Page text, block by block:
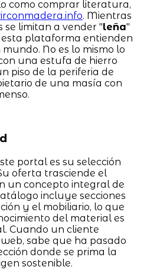
como comprar literatura,
. Mientras
se limitan a vender "leña"
plataforma entienden
No es lo mismo lo
una estufa de hierro
piso de la periferia de
de una masía con
portal es su selección
oferta trasciende el
un concepto integral de
incluye secciones
y el mobiliario, lo que
del material es
Cuando un cliente
sabe que ha pasado
donde se prima la
sostenible.